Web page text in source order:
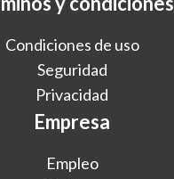
Condiciones de uso
Seguridad
Privacidad
Empresa
Empleo